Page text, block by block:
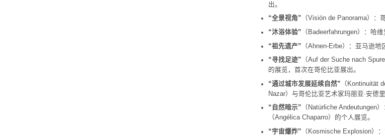
出。
“全景视角”
（Visión de Panorama）：
“沐浴体验”
（Badeerfahrungen）：哈
“祖先遗产”
（Ahnen-Erbe）：亚马逊
“寻找足迹”
（Auf der Suche nach
的展览，首次在哥伦比亚展出。
“通过城市发展延续自然”
（Kontinuität
Nazar）与哥伦比亚艺术家玛丽亚·安德
“自然暗示”
（Natürliche Andeutungen
（Angélica Chaparro）的个人展览。
“宇宙爆炸”
（Kosmische Explosion）